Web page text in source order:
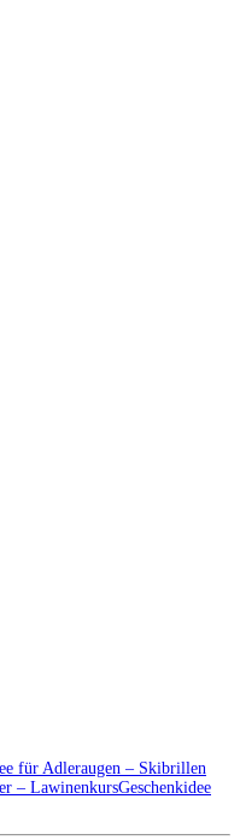
für Adleraugen – Skibrillen
– LawinenkursGeschenkidee